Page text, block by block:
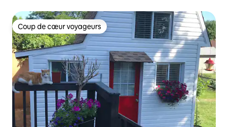
Coup de cœur voyageurs
Coup de cœur voyageurs